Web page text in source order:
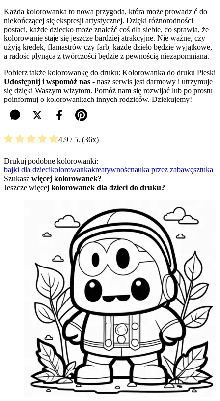
Każda kolorowanka to nowa przygoda, która może prowadzić do
niekończącej się ekspresji artystycznej. Dzięki różnorodności
postaci, każde dziecko może znaleźć coś dla siebie, co sprawia, że
kolorowanie staje się jeszcze bardziej atrakcyjne. Nie ważne, czy
użyją kredek, flamastrów czy farb, każde dzieło będzie wyjątkowe,
a radość płynąca z twórczości będzie z pewnością niezapomniana.
Pobierz także kolorowankę do druku: Kolorowanka do druku Pieski
Udostępnij i wspomóż nas - nasz serwis jest darmowy i utrzymuje
się dzięki Waszym wizytom. Pomóż nam się rozwijać lub po prostu
poinformuj o kolorowankach innych rodziców. Dziękujemy!
4.9 / 5. 36
Drukuj podobne kolorowanki:
bajki dla dziecikolorowankakreatywnośćnauka przez zabawęsztuka
Szukasz więcej kolorowanek?
Jeszcze więcej kolorowanek dla dzieci do druku?